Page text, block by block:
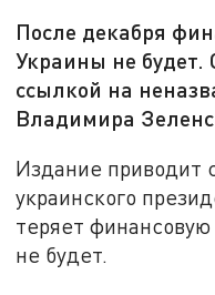
После декабря
Украины не будет.
ссылкой на
Владимира
Издание приводит
украинского
теряет
не будет.